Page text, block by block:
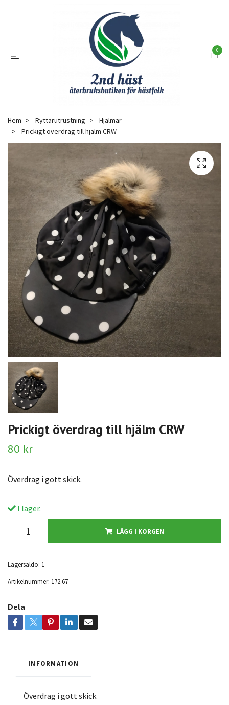
0
Hem Ryttarutrustning
Hjälmar
Prickigt överdrag till hjälm CRW
Prickigt överdrag till hjälm CRW
80 kr
Överdrag i gott skick.
I lager.
LÄGG I KORGEN
Lagersaldo: 1
Artikelnummer: 172.67
Dela
INFORMATION
Överdrag i gott skick.